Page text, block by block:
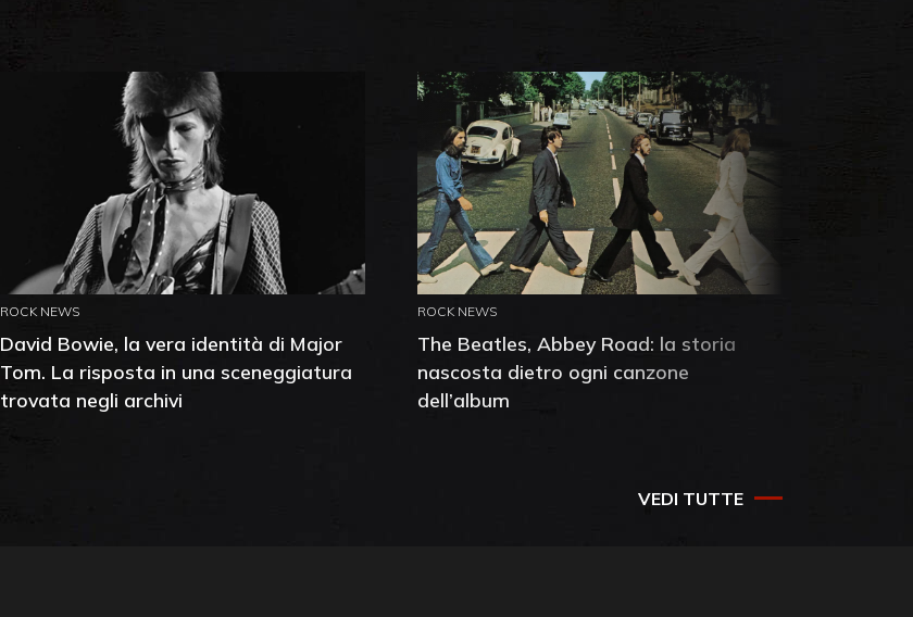
ROCK NEWS
David Bowie, la vera identità di Major
Tom. La risposta in una sceneggiatura
trovata negli archivi
ROCK NEWS
The Beatles, Abbey Road: la storia
nascosta dietro ogni canzone
dell’album
VEDI TUTTE